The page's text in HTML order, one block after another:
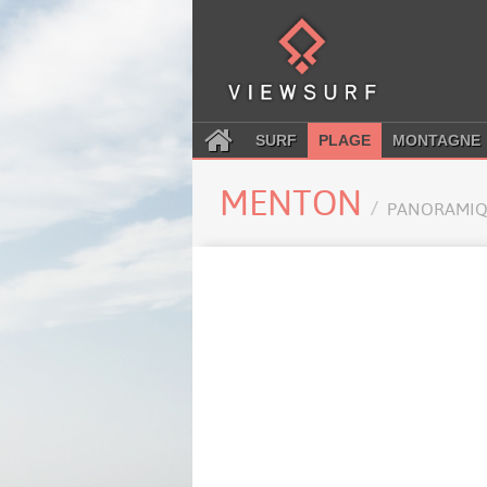
SURF PLAGE MONTAGNE
MENTON